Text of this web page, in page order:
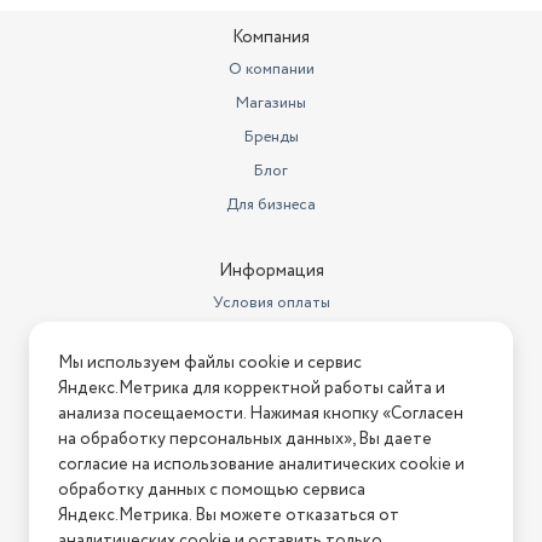
Ширина товара в упаковке, в
0.24
механическое
Регулировка мощности
есть
Максимальная мощность (Вт)
4500
Защитные функции
защита от перегрева
Уровни мощности
5000/3000 Вт
Компания
О компании
Магазины
Бренды
Блог
Для бизнеса
Информация
Условия оплаты
Условия возврата
Нашли ошибку на сайте? Напишите нам
2026 © Интернет-магазин "АстМаркет". У нас есть всё!
Мы используем файлы cookie и сервис
Яндекс.Метрика для корректной работы сайта и
анализа посещаемости. Нажимая кнопку «Согласен
на обработку персональных данных», Вы даете
согласие на использование аналитических cookie и
обработку данных с помощью сервиса
Яндекс.Метрика. Вы можете отказаться от